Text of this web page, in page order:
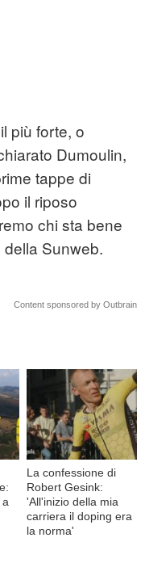
più forte, o
Dumoulin,
tappe di
il riposo
chi sta bene
Sunweb.
Content sponsored by Outbrain
La confessione di
Robert Gesink:
'All'inizio della mia
carriera il doping era
la norma'